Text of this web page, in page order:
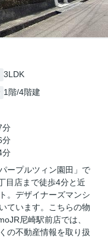
3LDK
1階/4階建
分
分
分
ープルツィン園田」で
目店まで徒歩4分と近
。デザイナーズマンシ
ています。こちらの物
尼崎駅前店では、
の不動産情報を取り扱